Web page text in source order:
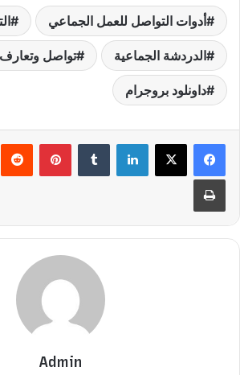
أدوات التواصل للعمل الجماعي
الدردشة الجماعية تواصل
داونلود بروجرام
لينكدإن بينتيريست
طباعة
Admin